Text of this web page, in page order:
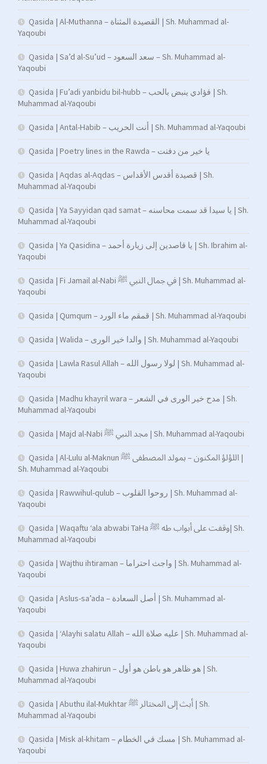
Qasida | Al-Muthanna – القصيدة المثناة | Sh. Muhammad al-
Yaqoubi
Qasida | Sa’d al-Su’ud – سعد السعود – Sh. Muhammad al-
Yaqoubi
Qasida | Fu’adi yanbidu bil-hubb – فؤادي ينبض بالحب | Sh.
Muhammad al-Yaqoubi
Qasida | Antal-Habib – أنت الحريب | Sh. Muhammad al-Yaqoubi
Qasida | Poetry lines in the Rawda – يا خير من دفنت
Qasida | Aqdas al-Aqdas – قصيدة أقدس الأقداس | Sh.
Muhammad al-Yaqoubi
Qasida | Ya Sayyidan qad samat – يا سيدا قد سمت محاسنه | Sh.
Muhammad al-Yaqoubi
Qasida | Ya Qasidina – يا قاصدين إلى زيارة أحمد | Sh. Ibrahim al-
Yaqoubi
Qasida | Fi Jamail al-Nabi في جمال النبي ﷺ | Sh. Muhammad al-
Yaqoubi
Qasida | Qumqum – قمقم ماء الورد | Sh. Muhammad al-Yaqoubi
Qasida | Walida – والدا خير الورى | Sh. Muhammad al-Yaqoubi
Qasida | Lawla Rasul Allah – لولا رسول الله | Sh. Muhammad al-
Yaqoubi
Qasida | Madhu khayril wara – مدح خير الورى في الشعر | Sh.
Muhammad al-Yaqoubi
Qasida | Majd al-Nabi مجد النبي ﷺ | Sh. Muhammad al-Yaqoubi
Qasida | Al-Lulu al-Maknun اللؤلؤ المكنون – بمولد المصطفى ﷺ |
Sh. Muhammad al-Yaqoubi
Qasida | Rawwihul-qulub – روحوا القلوب | Sh. Muhammad al-
Yaqoubi
Qasida | Waqaftu ‘ala abwabi TaHa وقفت على أبواب طه ﷺ| Sh.
Muhammad al-Yaqoubi
Qasida | Wajthu ihtiraman – واجث احتراما | Sh. Muhammad al-
Yaqoubi
Qasida | Aslus-sa’ada – أصل السعادة | Sh. Muhammad al-
Yaqoubi
Qasida | ‘Alayhi salatu Allah – عليه صلاة الله | Sh. Muhammad al-
Yaqoubi
Qasida | Huwa zhahirun – هو ظاهر هو باطن هو أول | Sh.
Muhammad al-Yaqoubi
Qasida | Abuthu ilal-Mukhtar أبث إلى المختالر ﷺ | Sh.
Muhammad al-Yaqoubi
Qasida | Misk al-khitam – مسك في الخطام | Sh. Muhammad al-
Yaqoubi